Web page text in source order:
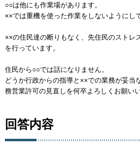
○○は他にも作業場があります。
××では重機を使った作業をしないようにし
××の住民達の断りもなく、先住民のストレ
を行っています。
住民から○○では話になりません。
どうか行政からの指導と××での業務が妥当
務営業許可の見直しを何卒よろしくお願い
回答内容